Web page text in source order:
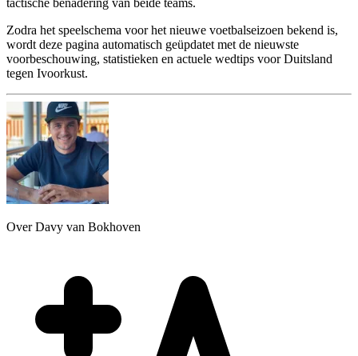
Zodra het speelschema voor het nieuwe voetbalseizoen bekend is,
wordt deze pagina automatisch geüpdatet met de nieuwste
voorbeschouwing, statistieken en actuele wedtips voor Duitsland
tegen Ivoorkust.
Over Davy van Bokhoven